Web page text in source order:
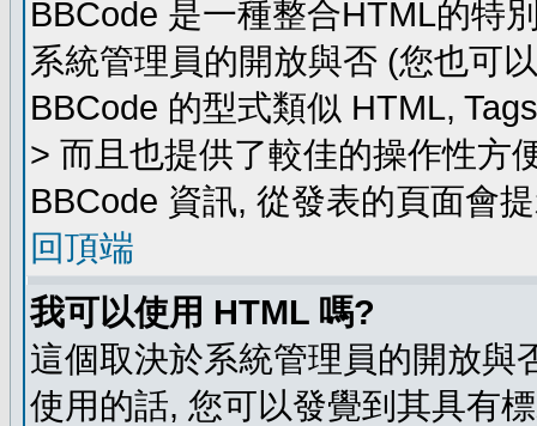
BBCode 是一種整合HTML的特
系統管理員的開放與否 (您也可
BBCode 的型式類似 HTML,
> 而且也提供了較佳的操作性方
BBCode 資訊, 從發表的頁面會
回頂端
我可以使用 HTML 嗎?
這個取決於系統管理員的開放與
使用的話, 您可以發覺到其具有